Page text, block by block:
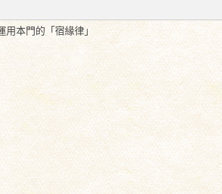
門的「宿緣律」，破天荒全過程，在網路公開